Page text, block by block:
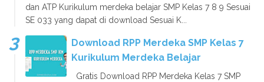
dan ATP Kurikulum merdeka belajar SMP Kelas 7 8 9 Sesuai
SE 033 yang dapat di download Sesuai K...
Download RPP Merdeka SMP Kelas 7
Kurikulum Merdeka Belajar
Gratis Download RPP Merdeka Kelas 7 SMP